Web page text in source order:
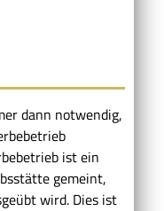
dann notwendig,
ist ein
gemeint,
wird. Dies ist